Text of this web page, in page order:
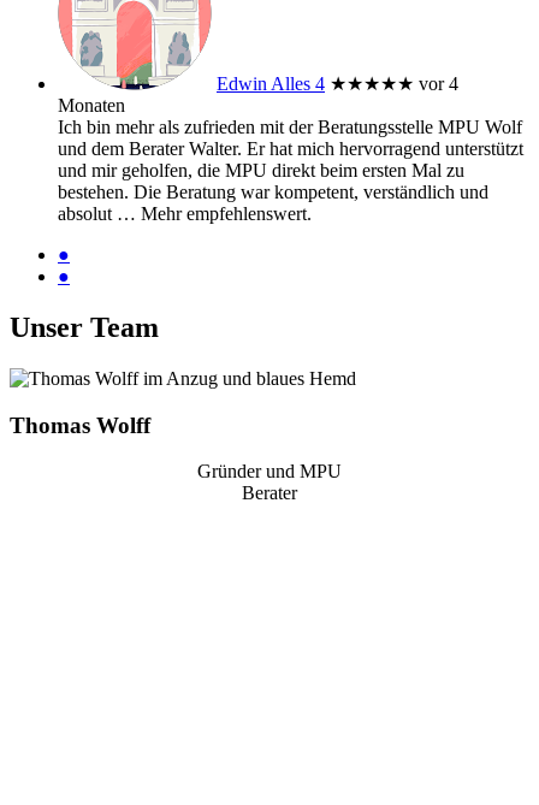
Edwin Alles 4 ★★★★★ vor 4
Monaten
Ich bin mehr als zufrieden mit der Beratungsstelle MPU Wolf
und dem Berater Walter. Er hat mich hervorragend unterstützt
und mir geholfen, die MPU direkt beim ersten Mal zu
bestehen. Die Beratung war kompetent, verständlich und
absolut … Mehrempfehlenswert.
●
●
Unser Team
Thomas Wolff
Gründer und MPU
Berater